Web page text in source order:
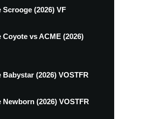
(2026) VF
vs ACME (2026)
(2026) VOSTFR
(2026) VOSTFR